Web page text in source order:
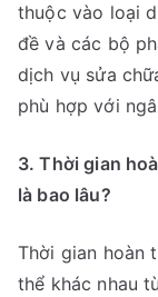
thuộc vào loại
đề và các bộ
dịch vụ sửa
phù hợp với
3. Thời gian
là bao lâu?
Thời gian hoàn
thể khác nhau